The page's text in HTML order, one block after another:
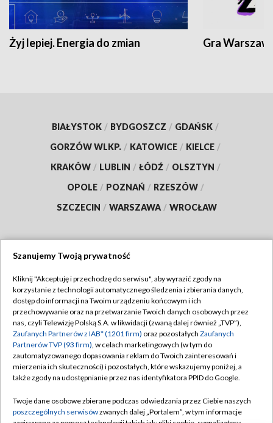
Żyj lepiej. Energia do zmian Gra
BIAŁYSTOK / BYDGOSZCZ / GDAŃSK /
GORZÓW WLKP. / KATOWICE / KIELCE /
KRAKÓW / LUBLIN / ŁÓDŹ / OLSZTYN /
OPOLE / POZNAŃ / RZESZÓW /
SZCZECIN / WARSZAWA / WROCŁAW
TVP
Abonament TVP
Emisja w TVP
Centrum informacji TVP
Naziemna Telewizja Cyfrowa
Rada Programowa
Regulamin TVP
Polityka prywatności
Moje zgody
Pomoc
Kontakt
Szanujemy Twoją prywatność
Kliknij "Akceptuję i przechodzę do serwisu", aby wyrazić zgody na
korzystanie z technologii automatycznego śledzenia i zbierania danych,
dostęp do informacji na Twoim urządzeniu końcowym i ich
przechowywanie oraz na przetwarzanie Twoich danych osobowych przez
nas, czyli Telewizję Polską S.A. w likwidacji (zwaną dalej również „TVP”),
Zaufanych Partnerów z IAB* (1201 firm) oraz pozostałych Zaufanych
Partnerów TVP (93 firm), w celach marketingowych (w tym do
zautomatyzowanego dopasowania reklam do Twoich zainteresowań i
mierzenia ich skuteczności) i pozostałych, które wskazujemy poniżej, a
także zgody na udostępnianie przez nas identyfikatora PPID do Google.
Twoje dane osobowe zbierane podczas odwiedzania przez Ciebie naszych
poszczególnych serwisówzwanych dalej „Portalem”, w tym informacje